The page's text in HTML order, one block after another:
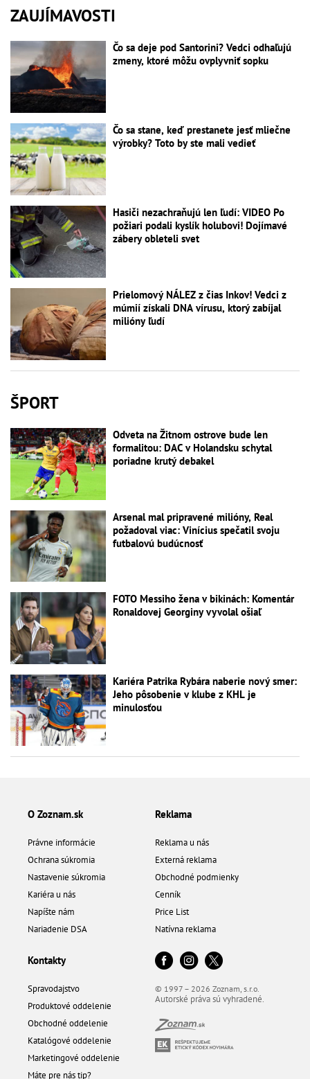
ZAUJÍMAVOSTI
Čo sa deje pod Santorini? Vedci odhaľujú
zmeny, ktoré môžu ovplyvniť sopku
Čo sa stane, keď prestanete jesť mliečne
výrobky? Toto by ste mali vedieť
Hasiči nezachraňujú len ľudí: VIDEO Po
požiari podali kyslík holubovi! Dojímavé
zábery obleteli svet
Prielomový NÁLEZ z čias Inkov! Vedci z
múmií získali DNA vírusu, ktorý zabíjal
milióny ľudí
ŠPORT
Odveta na Žitnom ostrove bude len
formalitou: DAC v Holandsku schytal
poriadne krutý debakel
Arsenal mal pripravené milióny, Real
požadoval viac: Vinícius spečatil svoju
futbalovú budúcnosť
FOTO Messiho žena v bikinách: Komentár
Ronaldovej Georginy vyvolal ošiaľ
Kariéra Patrika Rybára naberie nový smer:
Jeho pôsobenie v klube z KHL je
minulosťou
O Zoznam.sk
Právne informácie
Ochrana súkromia
Nastavenie súkromia
Kariéra u nás
Napíšte nám
Nariadenie DSA
Reklama
Reklama u nás
Externá reklama
Obchodné podmienky
Cenník
Price List
Natívna reklama
Kontakty
Spravodajstvo
Produktové oddelenie
Obchodné oddelenie
Katalógové oddelenie
Marketingové oddelenie
Máte pre nás tip?
© 1997 – 2026 Zoznam, s.r.o.
Autorské práva sú vyhradené.